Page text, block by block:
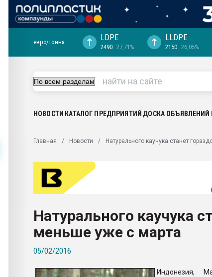
29.07.2026 ФРП помог "Ижевскому
Вакуум-формовочные машины:
28.07.2026 Автоматизация выходит на
первый план в переработке
пластмасс
ситуацией на строительном рынке
Всё, что касается выдува ПЭТ
бутылок
ПЕРЕЙТИ НА ФОРУМ
евро/тонна LDPE
2490 27,71%
LLDPE
2150 26,05%
НОВОСТИ КАТАЛОГ ПРЕДПРИЯТИЙ ДОСКА ОБЪЯВЛЕНИЙ
Главная Новости Натурального каучука станет
Натурального каучука
меньше уже с марта
05/02/2016
Индонезия,